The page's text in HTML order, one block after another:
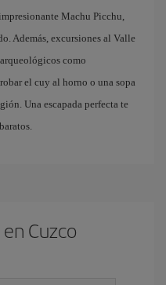
Machu Picchu,
Además, excursiones al Valle
como
el cuy al horno o una sopa
Una escapada perfecta te
Cuzco